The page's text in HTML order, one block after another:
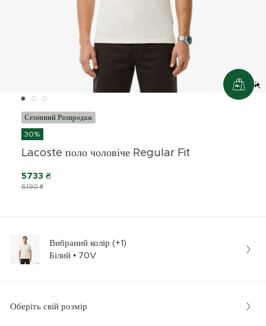
Сезонний Розпродаж
30%
Lacoste поло чоловіче Regular Fit
8190 ₴
5733 ₴
Вибраний колір (+1)
Білий • 70V
Оберіть свій розмір